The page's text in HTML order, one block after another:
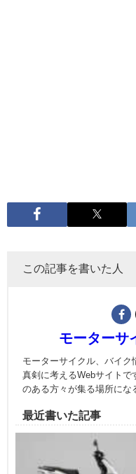
この記事を書いた人
モーターサ
モーターサイクル、バイク
真剣に考えるWebサイトで
のある方々が集る場所にな
最近書いた記事